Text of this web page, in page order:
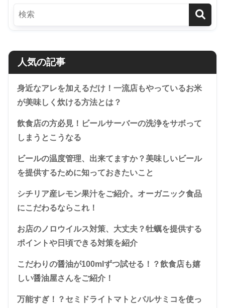
人気の記事
身近なアレを加えるだけ！一流店もやっているお米
が美味しく炊ける方法とは？
飲食店の方必見！ビールサーバーの洗浄をサボって
しまうとこうなる
ビールの温度管理、出来てますか？美味しいビール
を提供するために知っておきたいこと
シチリア産レモン果汁をご紹介。オーガニック食品
にこだわるならこれ！
お店のノロウイルス対策、大丈夫？牡蠣を提供する
ポイントや日頃できる対策を紹介
こだわりの醤油が100mlずつ試せる！？飲食店も嬉
しい醤油屋さんをご紹介！
万能すぎ！？セミドライトマトとバルサミコを使っ